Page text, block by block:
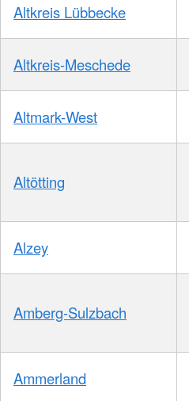
Altkreis Lübbecke
Altkreis-Meschede
Altmark-West
Altötting
Alzey
Amberg-Sulzbach
Ammerland